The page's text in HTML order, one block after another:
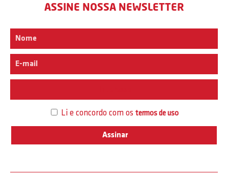
ASSINE NOSSA NEWSLETTER
Li e concordo com os termos de uso